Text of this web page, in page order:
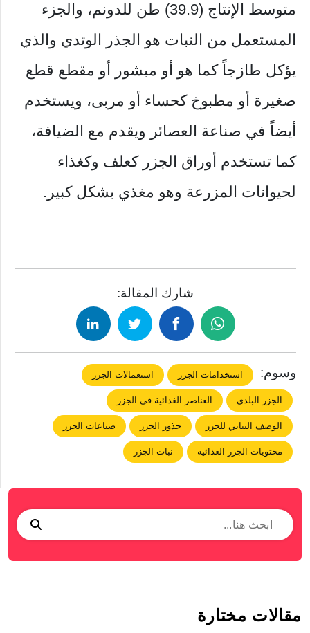
متوسط الإنتاج (39.9) طن للدونم، والجزء
المستعمل من النبات هو الجذر الوتدي والذي
يؤكل طازجاً كما هو أو مبشور أو مقطع قطع
صغيرة أو مطبوخ كحساء أو مربى، ويستخدم
أيضاً في صناعة العصائر ويقدم مع الضيافة،
كما تستخدم أوراق الجزر كعلف وكغذاء
لحيوانات المزرعة وهو مغذي بشكل كبير.
شارك المقالة:
وسوم: استخدامات الجزر استعمالات الجزر
الجزر البلدي العناصر الغذائية في الجزر
الوصف النباتي للجزر جذور الجزر صناعات الجزر
محتويات الجزر الغذائية نبات الجزر
مقالات مختارة